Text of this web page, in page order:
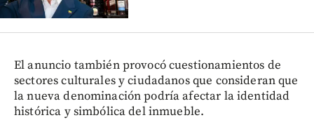
El anuncio también provocó cuestionamientos de
sectores culturales y ciudadanos que consideran que
la nueva denominación podría afectar la identidad
histórica y simbólica del inmueble.